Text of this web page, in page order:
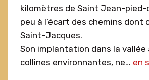
kilomètres de Saint Jean-pied-
peu à l’écart des chemins dont
Saint-Jacques.
Son implantation dans la vallée
collines environnantes, ne… en